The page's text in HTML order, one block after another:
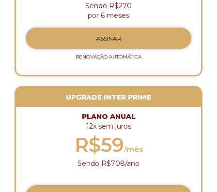
Sendo R$270
por 6 meses
ASSINAR
RENOVAÇÃO AUTOMÁTICA
UPGRADE INTER PRIME
PLANO ANUAL
12x sem juros
R$59/mês
Sendo R$708/ano